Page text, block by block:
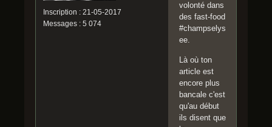
Inscription : 21-05-2017
Messages : 5 074
volonté dans
des fast-food
#champselys
ee.
Là où ton
article est
encore plus
bancale c'est
qu'au début
ils disent que